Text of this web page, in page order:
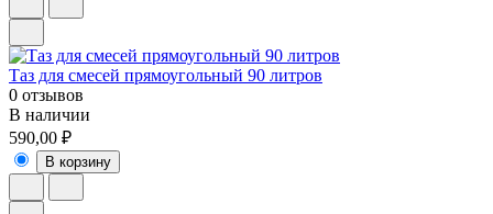
Таз для смесей прямоугольный 90 литров
0 отзывов
В наличии
590,00 ₽
В корзину